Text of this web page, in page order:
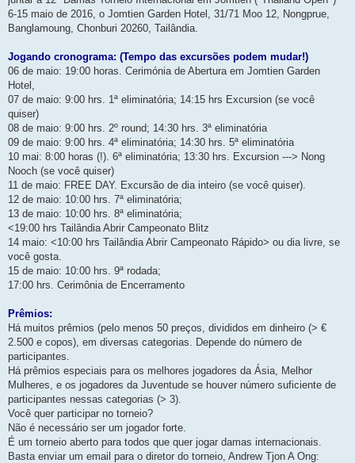
6-15 maio de 2016, o Jomtien Garden Hotel, 31/71 Moo 12, Nongprue,
Banglamoung, Chonburi 20260, Tailândia.
Jogando cronograma: (Tempo das excursões podem mudar!)
06 de maio: 19:00 horas. Cerimónia de Abertura em Jomtien Garden
Hotel,
07 de maio: 9:00 hrs. 1ª eliminatória; 14:15 hrs Excursion (se você
quiser)
08 de maio: 9:00 hrs. 2º round; 14:30 hrs. 3ª eliminatória
09 de maio: 9:00 hrs. 4ª eliminatória; 14:30 hrs. 5ª eliminatória
10 mai: 8:00 horas (!). 6ª eliminatória; 13:30 hrs. Excursion ---> Nong
Nooch (se você quiser)
11 de maio: FREE DAY. Excursão de dia inteiro (se você quiser).
12 de maio: 10:00 hrs. 7ª eliminatória;
13 de maio: 10:00 hrs. 8ª eliminatória;
<19:00 hrs Tailândia Abrir Campeonato Blitz
14 maio: <10:00 hrs Tailândia Abrir Campeonato Rápido> ou dia livre, se
você gosta.
15 de maio: 10:00 hrs. 9ª rodada;
17:00 hrs. Cerimônia de Encerramento
Prêmios:
Há muitos prêmios (pelo menos 50 preços, divididos em dinheiro (> €
2.500 e copos), em diversas categorias. Depende do número de
participantes.
Há prêmios especiais para os melhores jogadores da Ásia, Melhor
Mulheres, e os jogadores da Juventude se houver número suficiente de
participantes nessas categorias (> 3).
Você quer participar no torneio?
Não é necessário ser um jogador forte.
É um torneio aberto para todos que quer jogar damas internacionais.
Basta enviar um email para o diretor do torneio, Andrew Tjon A Ong: